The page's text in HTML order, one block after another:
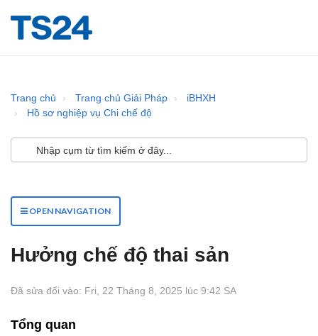
Trang chủ Trang chủ Giải Pháp
iBHXH
Hồ sơ nghiệp vụ Chi chế độ
OPEN NAVIGATION
Hưởng chế độ thai sản
Đã sửa đổi vào: Fri, 22 Tháng 8, 2025 lúc 9:42 SA
Tổng quan